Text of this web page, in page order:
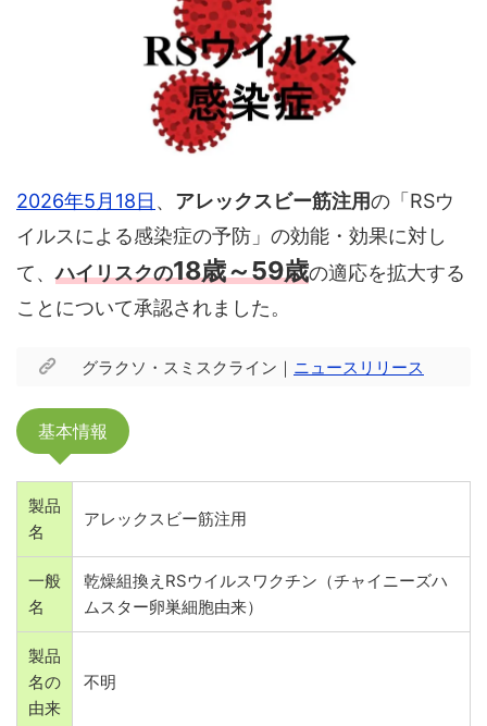
2026年5月18日 、 アレックスビー筋注用の「RSウ
イルスによる感染症の予防」の効能・効果に対し
て、ハイリスクの18歳～59歳の適応を拡大する
ことについて承認されました。
グラクソ・スミスクライン｜ ニュースリリース
基本情報
製品
名
アレックスビー筋注用
一般
名
乾燥組換えRSウイルスワクチン（チャイニーズハ
ムスター卵巣細胞由来）
製品
名の
由来
不明